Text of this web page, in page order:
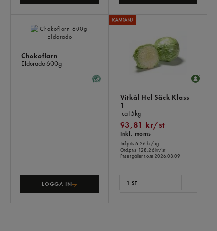
Chokoflarn
Eldorado 600g
LOGGA IN
Vitkål Hel Säck Klass
1
ca15kg
93,81 kr/st
Inkl. moms
Jmf.pris 6,26 kr/ kg
Ord.pris
128,26 kr/st
Priset gäller t.o.m 2026.08.09
1 ST